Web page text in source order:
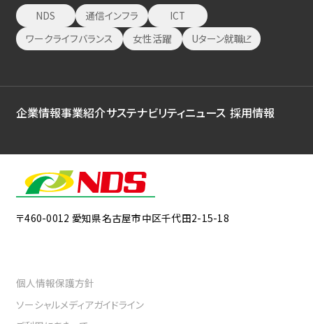
NDS 通信インフラ
ICT
ワークライフバランス
女性活躍 Uターン就職
企業情報事業紹介サステナビリティニュース 採用情報
〒460-0012 愛知県名古屋市中区千代田2-15-18
個人情報保護方針
ソーシャルメディアガイドライン